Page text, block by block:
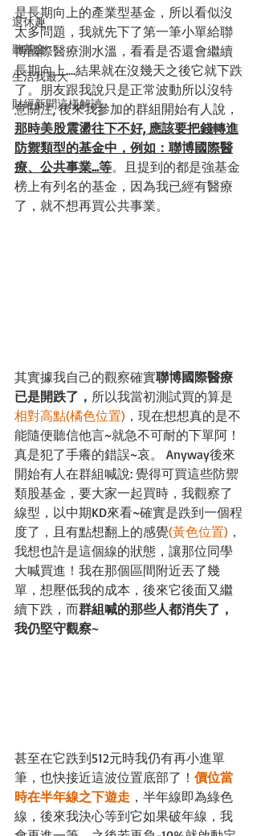
退休趣
聽基金
生活我最大
財經新聞這樣解讀
是長期向上的產業型基金，所以看似沒
太多問題，我就先下了第一筆小單給聯
博國際醫療測水溫，看看是否還會繼續
長期向上....結果就在沒幾天之後它就下跌
了。朋友跟我說只是正常波動所以沒特
意關注, 後來我參加的群組開始有人說，
那時美股震盪往下不好, 應該要把錢轉進
防禦類型的基金中，例如：聯博國際醫
療、公共事業...等。且提到的都是強基金
榜上有列名的基金，因為我已經有醫療
了，就不想再買公共事業。
其實據我自己的觀察確實聯博國際醫療
已是開跌了， 所以我當初測試買的算是
相對高點(橘色位置) ，現在想想真的是不
能隨便聽信他言~就急不可耐的下單阿！
真是犯了手癢的錯誤~哀。 Anyway後來
開始有人在群組喊說: 覺得可買這些防禦
類股基金，要大家一起買時，我觀察了
線型，以中期KD來看~確實是跌到一個程
度了，且有點想翻上的感覺(黃色位置) ，
我想也許是這個線的狀態，讓那位同學
大喊買進！我在那個區間附近丟了幾
單，想壓低我的成本，後來它後面又繼
續下跌，而群組喊的那些人都消失了，
我仍堅守觀察~
甚至在它跌到512元時我仍有再小進單
筆，也快接近這波位置底部了！ 價位當
時在半年線之下遊走 ，半年線即為綠色
線，後來我決心等到它如果破年線，我